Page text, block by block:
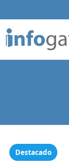
Destacado